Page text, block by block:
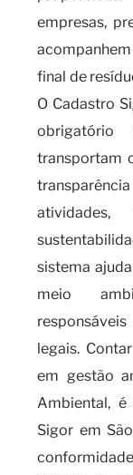
empresas,
final de
O Cadastro
transportam
sistema
meio
legais.
em gestão
Ambiental,
Sigor em